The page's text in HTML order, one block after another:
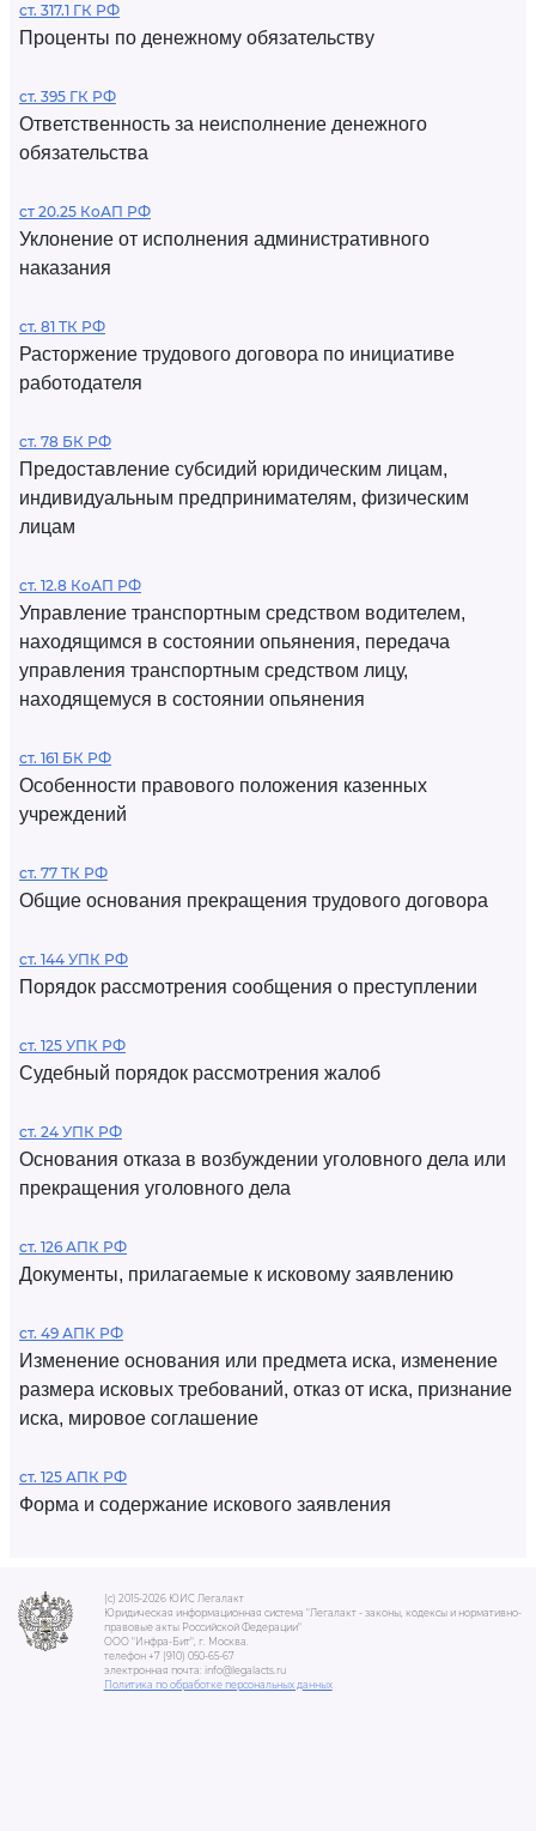
ст. 317.1 ГК РФ
Проценты по денежному обязательству
ст. 395 ГК РФ
Ответственность за неисполнение денежного
обязательства
ст 20.25 КоАП РФ
Уклонение от исполнения административного
наказания
ст. 81 ТК РФ
Расторжение трудового договора по инициативе
работодателя
ст. 78 БК РФ
Предоставление субсидий юридическим лицам,
индивидуальным предпринимателям, физическим
лицам
ст. 12.8 КоАП РФ
Управление транспортным средством водителем,
находящимся в состоянии опьянения, передача
управления транспортным средством лицу,
находящемуся в состоянии опьянения
ст. 161 БК РФ
Особенности правового положения казенных
учреждений
ст. 77 ТК РФ
Общие основания прекращения трудового договора
ст. 144 УПК РФ
Порядок рассмотрения сообщения о преступлении
ст. 125 УПК РФ
Судебный порядок рассмотрения жалоб
ст. 24 УПК РФ
Основания отказа в возбуждении уголовного дела или
прекращения уголовного дела
ст. 126 АПК РФ
Документы, прилагаемые к исковому заявлению
ст. 49 АПК РФ
Изменение основания или предмета иска, изменение
размера исковых требований, отказ от иска, признание
иска, мировое соглашение
ст. 125 АПК РФ
Форма и содержание искового заявления
(c) 2015-2026 ЮИС Легалакт
Юридическая информационная система "Легалакт - законы, кодексы и нормативно-
правовые акты Российской Федерации"
ООО "Инфра-Бит", г. Москва.
телефон +7 (910) 050-65-67
электронная почта: info@legalacts.ru
Политика по обработке персональных данных